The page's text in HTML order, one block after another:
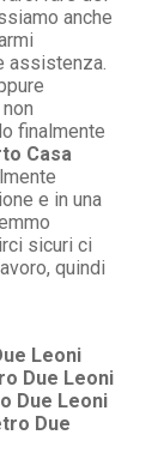
anche
assistenza.
finalmente
Casa
e in una
sicuri ci
quindi
Leoni
Due Leoni
Due Leoni
Due